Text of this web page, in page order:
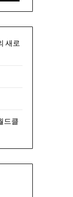
새로
드클